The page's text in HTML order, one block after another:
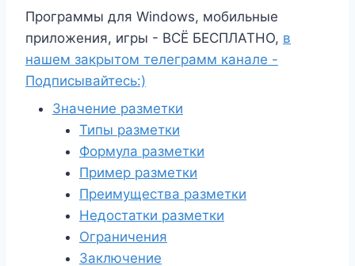
Программы для Windows, мобильные
приложения, игры - ВСЁ БЕСПЛАТНО, в
нашем закрытом телеграмм канале -
Подписывайтесь:)
Значение разметки
Типы разметки
Формула разметки
Пример разметки
Преимущества разметки
Недостатки разметки
Ограничения
Заключение